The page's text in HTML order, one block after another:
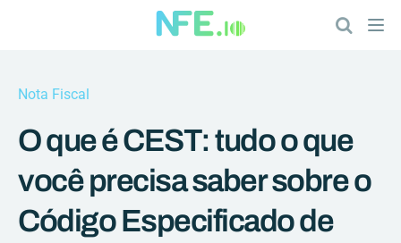
Nota Fiscal
O que é CEST: tudo o que
você precisa saber sobre o
Código Especificado de